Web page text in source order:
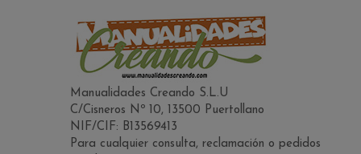
Manualidades Creando S.L.U
C/Cisneros Nº 10, 13500 Puertollano
NIF/CIF: B13569413
Para cualquier consulta, reclamación o pedidos